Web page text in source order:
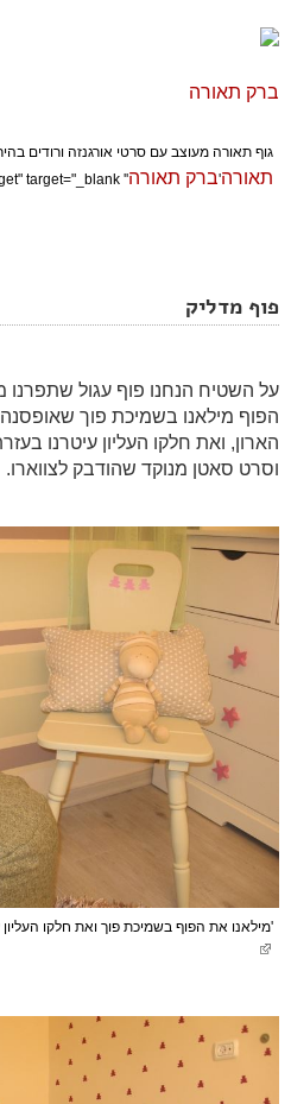
ברק תאורה
גוף תאורה מעוצב עם סרטי אורגנזה ורודים
תאורה'ברק תאורה'' class="images-link adr-new-target" target="_blank">
פוף מדליק
על השטיח הנחנו פוף עגול שתפרנו
הפוף מילאנו בשמיכת פוך
הארון, ואת חלקו העליון עיטרנו
וסרט סאטן מנוקד שהודבק לצווארו.
'מילאנו את הפוף בשמיכת פוך ואת חלקו